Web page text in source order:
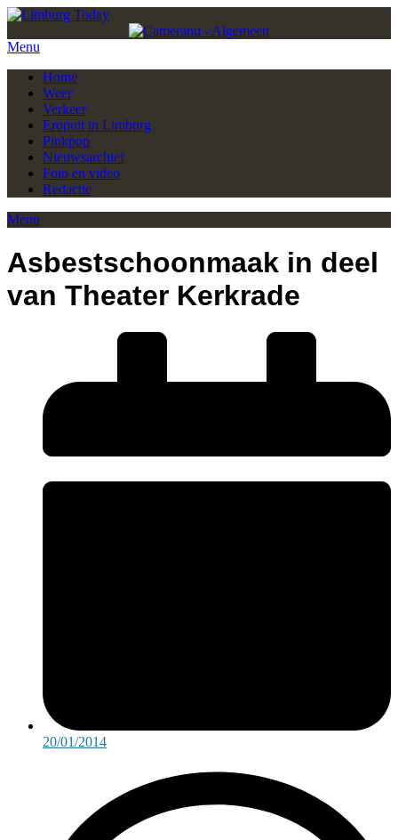
Menu
Home
Weer
Verkeer
Eropuit in Limburg
Pinkpop
Nieuwsarchief
Foto en video
Redactie
Menu
Asbestschoonmaak in deel
van Theater Kerkrade
20/01/2014